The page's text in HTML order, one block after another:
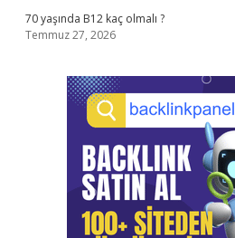
70 yaşında B12 kaç olmalı ?
Temmuz 27, 2026